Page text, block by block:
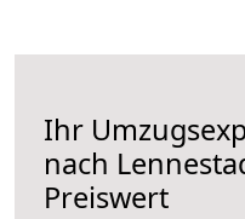
Ihr
nach
Preiswert